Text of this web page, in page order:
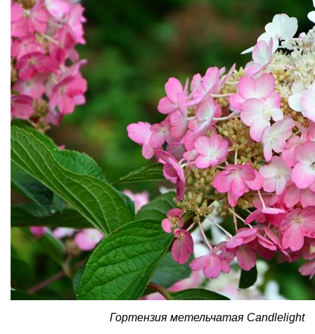
Гортензия метельчатая Candlelight